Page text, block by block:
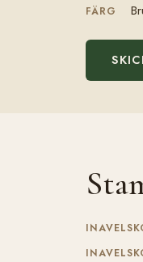
FÄRG